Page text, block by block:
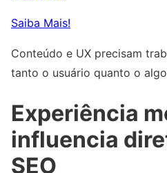
Saiba Mais!
Conteúdo e UX precisam
tanto o usuário quanto o
Experiência
influencia
SEO